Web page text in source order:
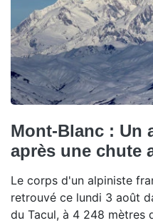
Mont-Blanc : Un
après une chute
Le corps d'un alpiniste
retrouvé ce lundi 3 août
du Tacul, à 4 248 mètres